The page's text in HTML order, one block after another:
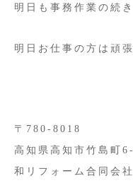
明日も事務作業の続
明日お仕事の方は頑
〒780-8018
高知県高知市竹島町
和リフォーム合同